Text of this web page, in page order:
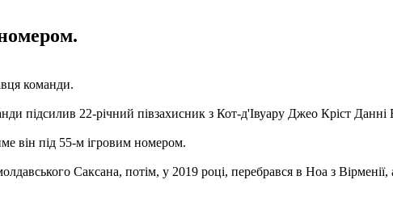
команди.
підсилив 22-річний півзахисник з Кот-д'Івуару Джео Кріст Данні
він під 55-м ігровим номером.
Саксана, потім, у 2019 році, перебрався в Ноа з